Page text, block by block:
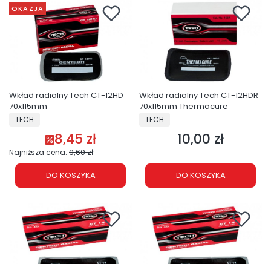
OKAZJA
Wkład radialny Tech CT-12HD
70x115mm
PRODUCENT
TECH
Cena promocyjna
8,45 zł
Najniższa cena: 9,60 zł
DO KOSZYKA
Wkład radialny Tech CT-12HDR
70x115mm Thermacure
PRODUCENT
TECH
Cena
10,00 zł
DO KOSZYKA